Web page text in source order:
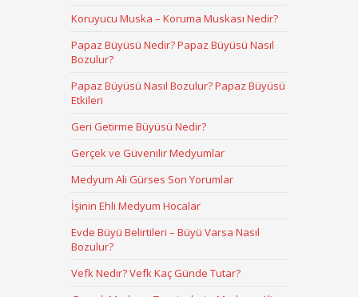
Koruyucu Muska – Koruma Muskası Nedir?
Papaz Büyüsü Nedir? Papaz Büyüsü Nasıl
Bozulur?
Papaz Büyüsü Nasıl Bozulur? Papaz Büyüsü
Etkileri
Geri Getirme Büyüsü Nedir?
Gerçek ve Güvenilir Medyumlar
Medyum Ali Gürses Son Yorumlar
İşinin Ehli Medyum Hocalar
Evde Büyü Belirtileri – Büyü Varsa Nasıl
Bozulur?
Vefk Nedir? Vefk Kaç Günde Tutar?